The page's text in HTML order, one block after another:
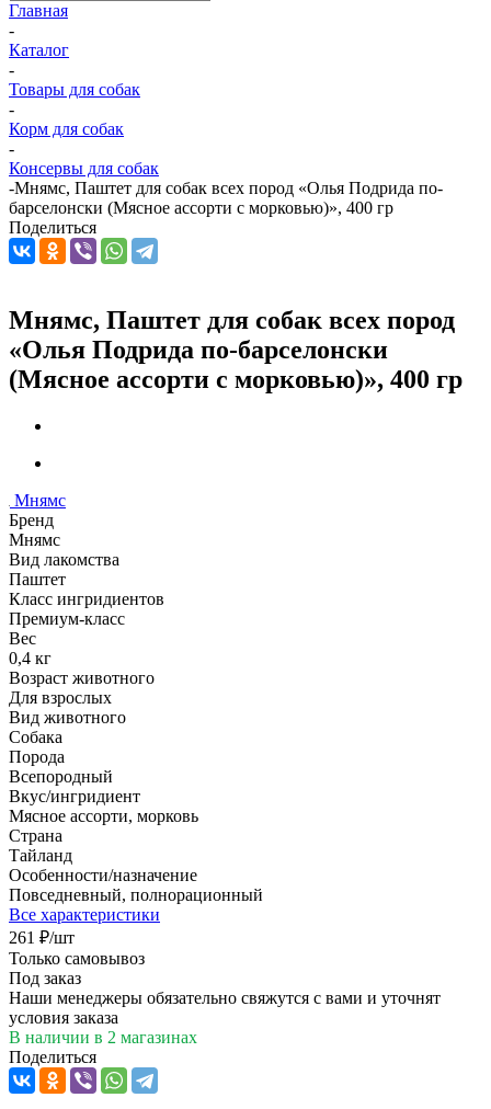
Главная
-
Каталог
-
Товары для собак
-
Корм для собак
-
Консервы для собак
-Мнямс, Паштет для собак всех пород «Олья Подрида по-
барселонски (Мясное ассорти с морковью)», 400 гр
Поделиться
Мнямс, Паштет для собак всех пород
«Олья Подрида по-барселонски
(Мясное ассорти с морковью)», 400 гр
Мнямс
Бренд
Мнямс
Вид лакомства
Паштет
Класс ингридиентов
Премиум-класс
Вес
0,4 кг
Возраст животного
Для взрослых
Вид животного
Собака
Порода
Всепородный
Вкус/ингридиент
Мясное ассорти, морковь
Страна
Тайланд
Особенности/назначение
Повседневный, полнорационный
Все характеристики
261 ₽/шт
Только самовывоз
Под заказ
Наши менеджеры обязательно свяжутся с вами и уточнят
условия заказа
В наличии в 2 магазинах
Поделиться